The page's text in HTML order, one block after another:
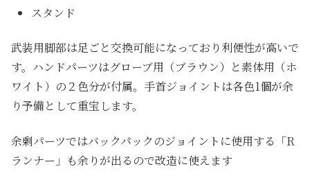
スタンド
武装用脚部は足ごと交換可能になっており利便性が高いで
す。ハンドパーツはグローブ用（ブラウン）と素体用（ホ
ワイト）の２色分が付属。手首ジョイントは各色1個が余
り予備として重宝します。
余剰パーツではバックパックのジョイントに使用する「R
ランナー」も余りが出るので改造に使えます